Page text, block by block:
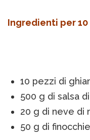
Ingredienti per
10 pezzi di
500 g di salsa
20 g di neve di
50 g di